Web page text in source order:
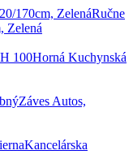
Ručne
Zelená
Horná Kuchynská
Záves Autos,
Kancelárska